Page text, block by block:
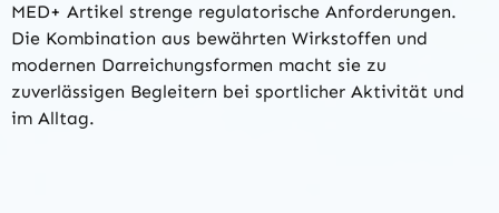
MED+ Artikel strenge regulatorische Anforderungen.
Die Kombination aus bewährten Wirkstoffen und
modernen Darreichungsformen macht sie zu
zuverlässigen Begleitern bei sportlicher Aktivität und
im Alltag.